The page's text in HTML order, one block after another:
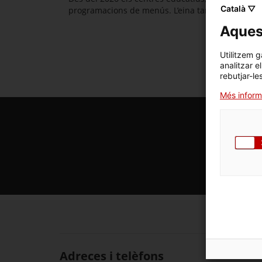
programacions de menús. L’eina també inclou
Adreces i telèfons
Català ▽
Utilitzem
analitzar
rebutjar-
Més